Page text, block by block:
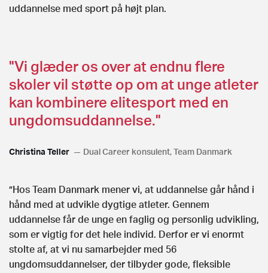
uddannelse med sport på højt plan.
"Vi glæder os over at endnu flere
skoler vil støtte op om at unge atleter
kan kombinere elitesport med en
ungdomsuddannelse."
Christina Teller Dual Career konsulent, Team Danmark
”Hos Team Danmark mener vi, at uddannelse går hånd i
hånd med at udvikle dygtige atleter. Gennem
uddannelse får de unge en faglig og personlig udvikling,
som er vigtig for det hele individ. Derfor er vi enormt
stolte af, at vi nu samarbejder med 56
ungdomsuddannelser, der tilbyder gode, fleksible